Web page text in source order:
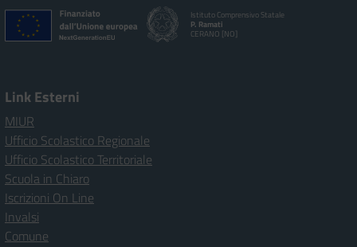
Istituto Comprensivo Statale
P. Ramati
CERANO [NO]
Link Esterni
MIUR
Ufficio Scolastico Regionale
Ufficio Scolastico Territoriale
Scuola in Chiaro
Iscrizioni On Line
Invalsi
Comune